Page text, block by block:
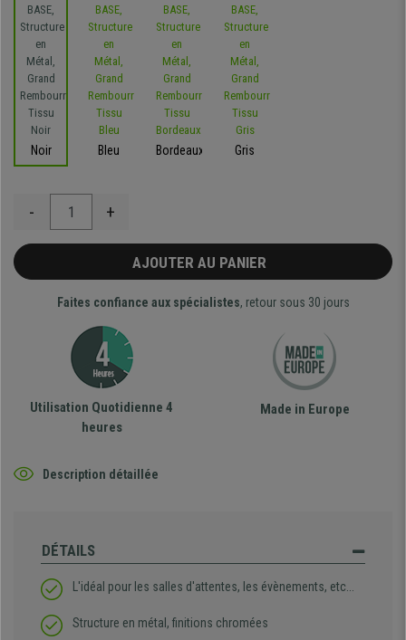
Noir Bleu Bordeaux Gris
- +
AJOUTER AU PANIER
Faites confiance aux spécialistes, retour sous 30 jours
Utilisation Quotidienne 4
heures
Made in Europe
Description détaillée
DÉTAILS
L'idéal pour les salles d'attentes, les évènements, etc...
Structure en métal, finitions chromées